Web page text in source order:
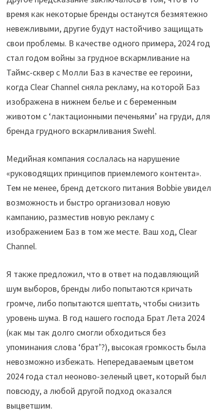
время как некоторые бренды останутся безмятежно
невежливыми, другие будут настойчиво защищать
свои проблемы. В качестве одного примера, 2024 год
стал годом войны за грудное вскармливание на
Таймс-сквер с Молли Баз в качестве ее героини,
когда Clear Channel сняла рекламу, на которой Баз
изображена в нижнем белье и с беременным
животом с ‘лактационными печеньями’ на груди, для
бренда грудного вскармливания Swehl.
Медийная компания сослалась на нарушение
«руководящих принципов приемлемого контента».
Тем не менее, бренд детского питания Bobbie увидел
возможность и быстро организовал новую
кампанию, разместив новую рекламу с
изображением Баз в том же месте. Ваш ход, Clear
Channel.
Я также предложил, что в ответ на подавляющий
шум выборов, бренды либо попытаются кричать
громче, либо попытаются шептать, чтобы снизить
уровень шума. В год нашего господа Брат Лета 2024
(как мы так долго смогли обходиться без
упоминания слова ‘брат’?), высокая громкость была
невозможно избежать. Непередаваемым цветом
2024 года стал неоново-зеленый цвет, который был
повсюду, а любой другой подход оказался
выцветшим.